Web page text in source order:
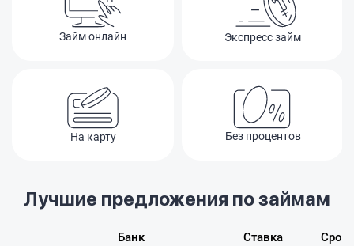
клиентов
деньги на
услугах. В
связываться!
Займ онлайн Экспресс займ
На карту Без процентов
Лучшие предложения по займам
Банк Ставка Срок